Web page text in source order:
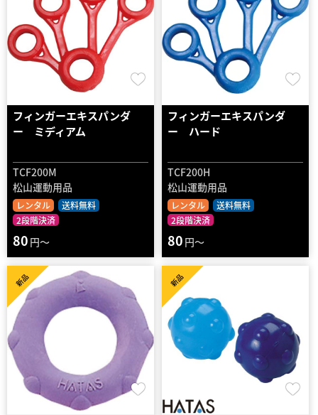
フィンガーエキスパンダ
ー ミディアム
TCF200M
松山運動用品
レンタル
送料無料
2段階決済
80 円～
フィンガーエキスパンダ
ー ハード
TCF200H
松山運動用品
レンタル
送料無料
2段階決済
80 円～
新品 新品